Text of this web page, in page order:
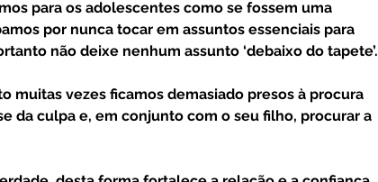
por nunca tocar em assuntos essenciais para
não deixe nenhum assunto ‘debaixo do tapete’.
da culpa e, em conjunto com o seu filho, procurar a